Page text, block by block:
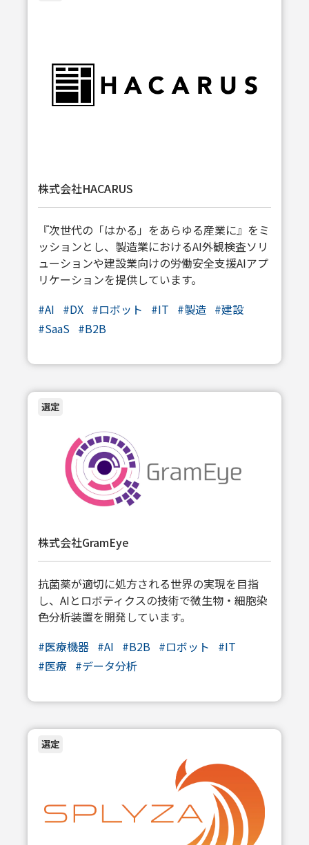
株式会社HACARUS
『次世代の「はかる」をあらゆる産業に』をミ
ッションとし、製造業におけるAI外観検査ソリ
ューションや建設業向けの労働安全支援AIアプ
リケーションを提供しています。
#AI #DX #ロボット #IT #製造 #建設
#SaaS #B2B
選定
株式会社GramEye
抗菌薬が適切に処方される世界の実現を目指
し、AIとロボティクスの技術で微生物・細胞染
色分析装置を開発しています。
#医療機器 #AI #B2B #ロボット #IT
#医療 #データ分析
選定